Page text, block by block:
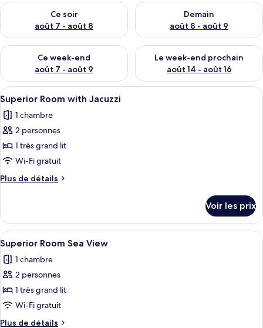
Ce soir
août 7 - août 8
Vérifier la disponibilité pour ce soir août 7 - août 8
Demain
août 8 - août 9
Vérifier la disponibilité pour
Ce week-end
août 7 - août 9
Vérifier la disponibilité pour ce week-end août 7 - août 9
Le week-end prochain
août 14 - août 16
Vérifier la disponibilité pour
Afficher
toutes
les
photos
pour
ce
type
de
Superior
Room
with
Jacuzzi
Une chambre moderne avec un lit,
3
Superior Room with Jacuzzi
1 chambre
2 personnes
1 très grand lit
Wi-Fi gratuit
Plus de détails
Plus
le
type
de
chambre
Superior
Room
Jacuzzi
Voir les prix
Afficher
toutes
les
photos
pour
ce
type
Une chambre d’hôtel moderne
3
Superior Room Sea View
1 chambre
2 personnes
1 très grand lit
Wi-Fi gratuit
Plus de détails
Plus